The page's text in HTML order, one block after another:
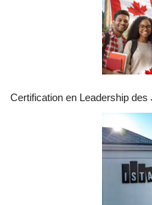
Certification en Leadership